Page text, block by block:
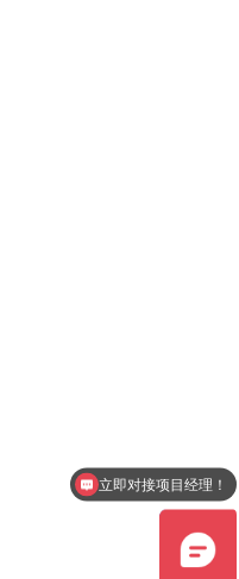
立即对接项目经理！